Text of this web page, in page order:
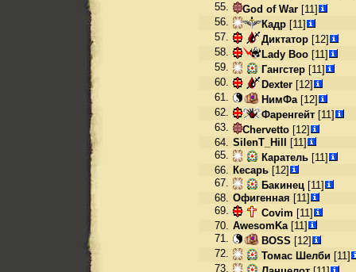
55.
God of War [11]
56.
Кадр [11]
57.
Диктатор [12]
58.
Lady Boo [11]
59.
Гангстер [11]
60.
Dexter [12]
61.
НимФа [12]
62.
Фаренгейт [11]
63.
Chervetto [12]
64. SilenT_Hill [11]
65.
Каратель [11]
66. Кесарь [12]
67.
Бакинец [11]
68. Офигенная [11]
69.
Covim [11]
70. AwesomKa [11]
71.
BOSS [12]
72.
Томас Шелби [11]
73.